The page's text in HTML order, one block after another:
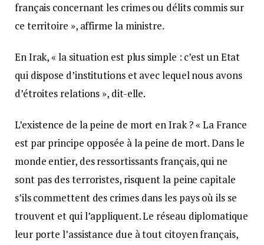
français concernant les crimes ou délits commis sur
ce territoire », affirme la ministre.
En Irak, « la situation est plus simple : c’est un Etat
qui dispose d’institutions et avec lequel nous avons
d’étroites relations », dit-elle.
L’existence de la peine de mort en Irak ? « La France
est par principe opposée à la peine de mort. Dans le
monde entier, des ressortissants français, qui ne
sont pas des terroristes, risquent la peine capitale
s’ils commettent des crimes dans les pays où ils se
trouvent et qui l’appliquent. Le réseau diplomatique
leur porte l’assistance due à tout citoyen français,